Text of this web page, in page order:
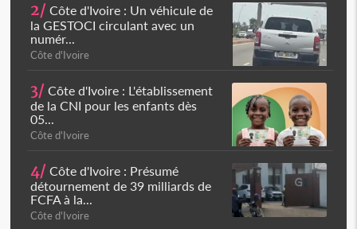
2/ Côte d'Ivoire : Un véhicule de
la GESTOCI circulant avec un
numér...
Côte d'Ivoire
3/ Côte d'Ivoire : L'établissement
de la CNI pour les enfants dès
05...
Côte d'Ivoire
4/ Côte d'Ivoire : Présumé
détournement de 39 milliards de
FCFA à la...
Côte d'Ivoire